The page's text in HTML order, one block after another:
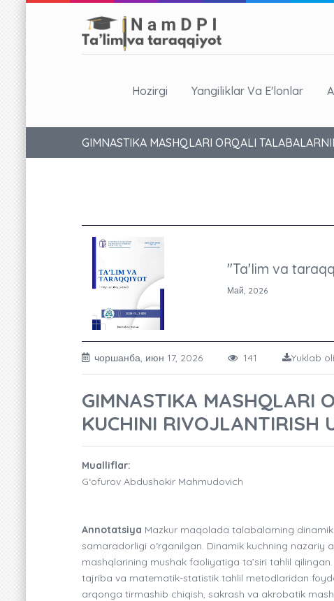
Hozirgi Yangiliklar Va E'lonlar
GIMNASTIKA MASHQLARI ORQALI
"Ta'lim va
Май, 2026
чоршанба, июн 17, 2026 141 Yuklab
GIMNASTIKA MASHQLARI
KUCHINI RIVOJLANTIRISH
Mualliflar:
G‘ofurov Abdushokir Mahmudovich
Annotatsiya Mazkur maqolada talabalarning
samaradorligi o‘rganilgan. Dinamik kuchning
mashqlarining mushak faoliyatiga ta’siri tahlil
tajriba va matematik-statistik tahlil metodlaridan
arqonga tirmashib chiqish, sakrash va akrobatik